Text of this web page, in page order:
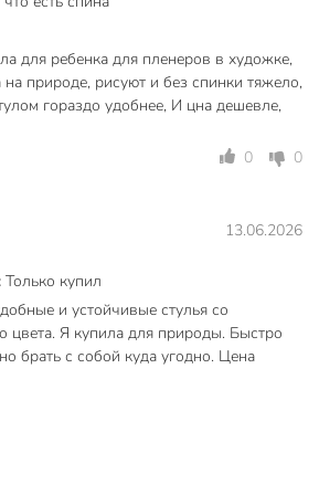
складной стул Green Days?
на нагрузку до 90 кг благодаря
раме и прочным креплениям.
даже при длительном
стул на улице или в походе?
воздействиям, не боится
и быстро складывается —
дачи, рыбалки, пикника, кемпинга.
стула в сложенном виде?
размеры составляют 35х28х58 см,
этому стул удобно хранить и
для ребенка для пленеров в художке,
природе, рисуют и без спинки тяжело,
гораздо удобнее, И цна дешевле,
0
0
13.06.2026
Только купил
и устойчивые стулья со
цвета. Я купила для природы. Быстро
брать с собой куда угодно. Цена